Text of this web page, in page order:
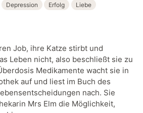
Depression Erfolg
Liebe
Job, ihre Katze stirbt und
Leben nicht, also beschließt sie zu
Medikamente wacht sie in
auf und liest im Buch des
nach. Sie
Mrs Elm die Möglichkeit,